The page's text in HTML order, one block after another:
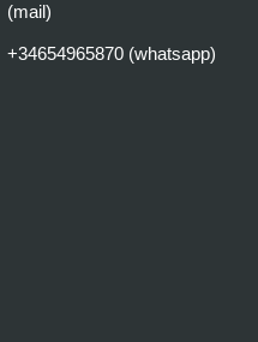
(mail)
+34654965870 (whatsapp)